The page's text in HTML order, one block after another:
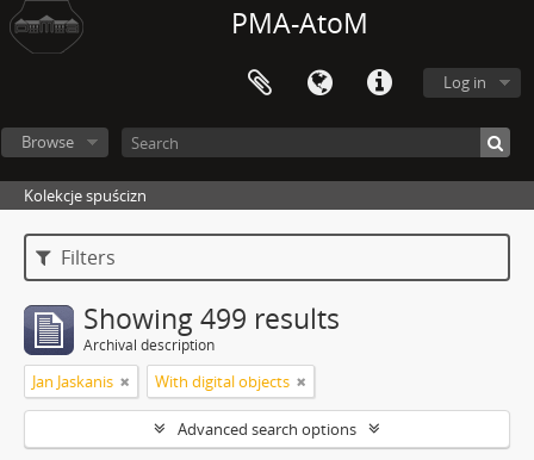
PMA-AtoM
Log in
Browse
Kolekcje spuścizn
Filters
Showing 499 results
Archival description
Jan Jaskanis With digital objects
Advanced search options